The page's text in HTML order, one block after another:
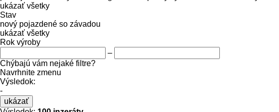
ukázať všetky
Stav
nový pojazdené so závadou
ukázať všetky
Rok výroby
–
Chýbajú vám nejaké filtre?
Navrhnite zmenu
Výsledok:
-
ukázať